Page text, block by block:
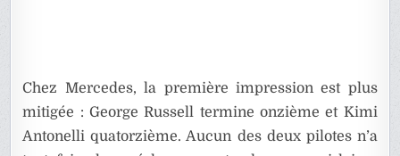
Chez Mercedes, la première impression est plus
mitigée : George Russell termine onzième et Kimi
Antonelli quatorzième. Aucun des deux pilotes n’a